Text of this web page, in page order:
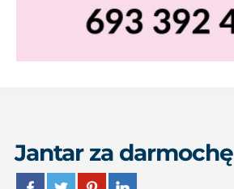
Jantar za darmochę